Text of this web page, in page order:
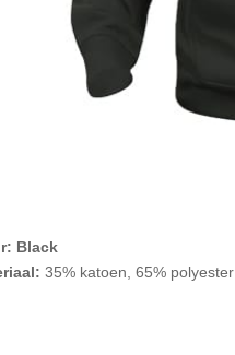
Black
35% katoen, 65% polyester